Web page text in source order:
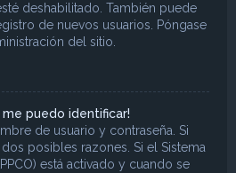
deshabilitado. También puede
de nuevos usuarios. Póngase
del sitio.
me puedo identificar!
de usuario y contraseña. Si
posibles razones. Si el Sistema
está activado y cuando se